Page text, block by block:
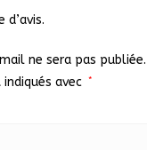
d’avis.
ne sera pas publiée.
avec
*